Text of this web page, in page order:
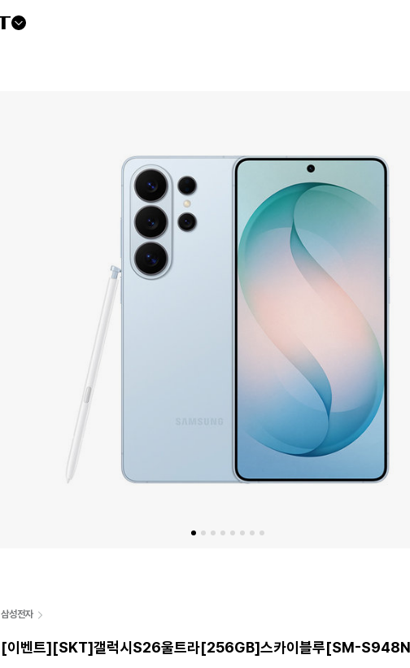
삼성전자
[이벤트][SKT]갤럭시S26울트라[256GB]스카이블루[SM-